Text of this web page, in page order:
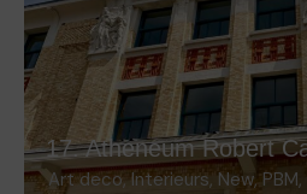
17. Atheneum Robert
Art deco,Interieurs, New,PBM,